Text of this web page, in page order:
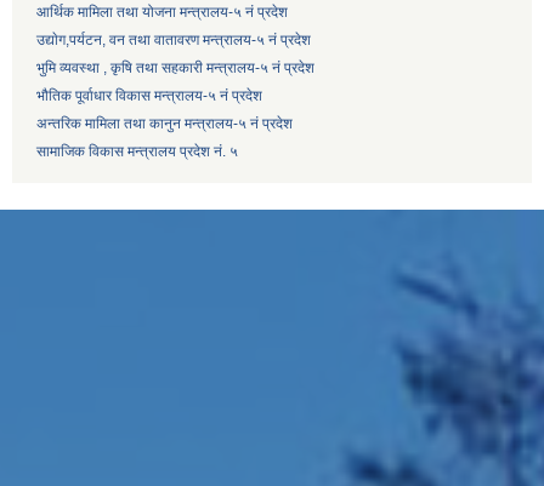
आर्थिक मामिला तथा योजना मन्त्रालय-५ नं प्रदेश
उद्याेग,पर्यटन, वन तथा वातावरण मन्त्रालय-५ नं प्रदेश
भुमि व्यवस्था , कृषि तथा सहकारी मन्त्रालय-५ नं प्रदेश
भौतिक पूर्वाधार विकास मन्त्रालय-५ नं प्रदेश
अन्तरिक मामिला तथा कानुन मन्त्रालय-५ नं प्रदेश
सामाजिक विकास मन्त्रालय प्रदेश नं. ५